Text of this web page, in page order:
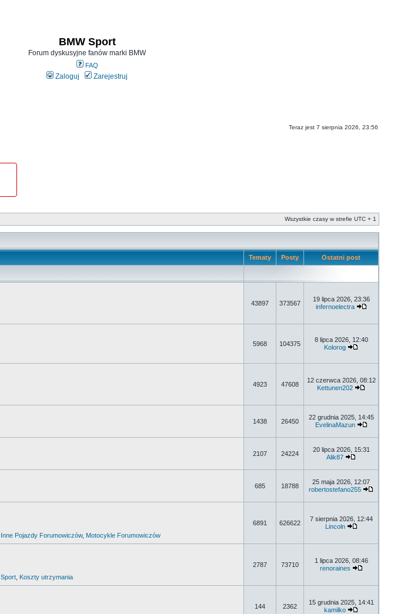
BMW Sport
Forum dyskusyjne fanów marki BMW
FAQ
Zaloguj Zarejestruj
Teraz jest 7 sierpnia 2026, 23:56
Wszystkie czasy w strefie UTC + 1
Tematy Posty Ostatni post
43897 373567
19 lipca 2026, 23:36
infernoelectra
5968 104375
8 lipca 2026, 12:40
Kolorog
4923 47608
12 czerwca 2026, 08:12
Kettunen202
1438 26450
22 grudnia 2025, 14:45
EvelinaMazun
2107 24224
20 lipca 2026, 15:31
Alik87
685 18788
25 maja 2026, 12:07
robertostefano255
Inne Pojazdy Forumowiczów, Motocykle Forumowiczów
6891 626622
7 sierpnia 2026, 12:44
Lincoln
Sport Koszty utrzymania
2787 73710
1 lipca 2026, 08:46
renoraines
144 2362
15 grudnia 2025, 14:41
kamilko